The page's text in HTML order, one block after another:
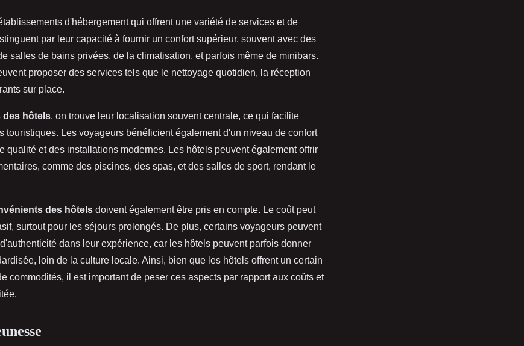
d'hébergement qui offrent une variété de services et de
par leur capacité à fournir un confort supérieur, souvent avec des
salles de bains privées, de la climatisation, et parfois même de minibars.
proposer des services tels que le nettoyage quotidien, la réception
sur place.
des hôtels, on trouve leur localisation souvent centrale, ce qui facilite
touristiques. Les voyageurs bénéficient également d'un niveau de confort
qualité et des installations modernes. Les hôtels peuvent également offrir
comme des piscines, des spas, et des salles de sport, rendant le
des hôtels doivent également être pris en compte. Le coût peut
surtout pour les séjours prolongés. De plus, certains voyageurs peuvent
dans leur expérience, car les hôtels peuvent parfois donner
loin de la culture locale. Ainsi, bien que les hôtels offrent un certain
commodités, il est important de peser ces aspects par rapport aux coûts et